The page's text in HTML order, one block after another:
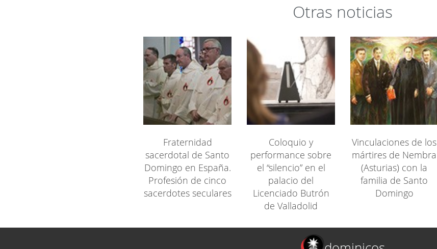
Otras noticias
Fraternidad
sacerdotal de Santo
Domingo en España.
Profesión de cinco
sacerdotes seculares
Coloquio y
performance sobre
el “silencio” en el
palacio del
Licenciado Butrón
de Valladolid
Vinculaciones de los
mártires de Nembra
(Asturias) con la
familia de Santo
Domingo